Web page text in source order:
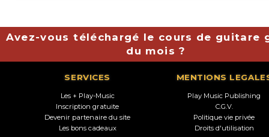
Avez-vous téléchargé le cours de guitare
du mois ?
SERVICES
Les + Play-Music
Inscription gratuite
Devenir partenaire du site
Les bons cadeaux
MENTIONS
Play Music Publishing
C.G.V.
Politique vie privée
Droits d'utilisation